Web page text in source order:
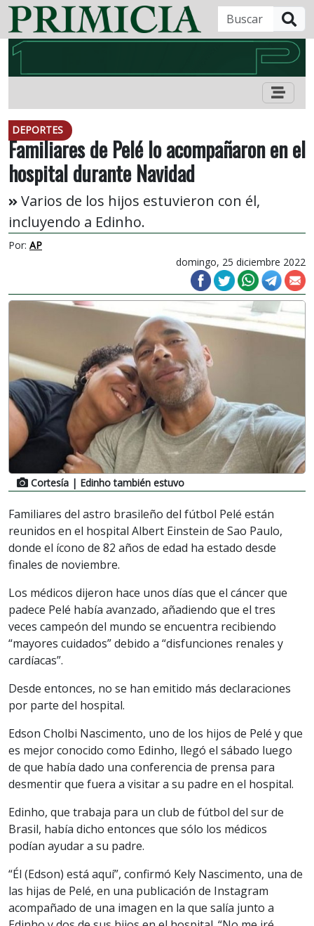
DEPORTES
Familiares de Pelé lo acompañaron en el
hospital durante Navidad
Varios de los hijos estuvieron con él,
incluyendo a Edinho.
Por: AP
domingo, 25 diciembre 2022
Cortesía | Edinho también estuvo
Familiares del astro brasileño del fútbol Pelé están
reunidos en el hospital Albert Einstein de Sao Paulo,
donde el ícono de 82 años de edad ha estado desde
finales de noviembre.
Los médicos dijeron hace unos días que el cáncer que
padece Pelé había avanzado, añadiendo que el tres
veces campeón del mundo se encuentra recibiendo
“mayores cuidados” debido a “disfunciones renales y
cardíacas”.
Desde entonces, no se han emitido más declaraciones
por parte del hospital.
Edson Cholbi Nascimento, uno de los hijos de Pelé y que
es mejor conocido como Edinho, llegó el sábado luego
de que había dado una conferencia de prensa para
desmentir que fuera a visitar a su padre en el hospital.
Edinho, que trabaja para un club de fútbol del sur de
Brasil, había dicho entonces que sólo los médicos
podían ayudar a su padre.
“Él (Edson) está aquí”, confirmó Kely Nascimento, una de
las hijas de Pelé, en una publicación de Instagram
acompañado de una imagen en la que salía junto a